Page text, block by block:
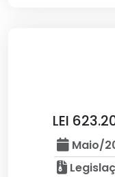
LEI
Maio/